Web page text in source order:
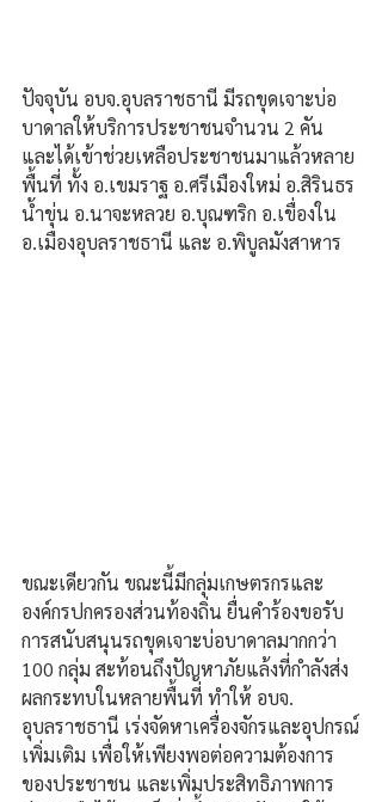
ปัจจุบัน อบจ.อุบลราชธานี มีรถขุดเจาะบ่อ
บาดาลให้บริการประชาชนจำนวน 2 คัน
และได้เข้าช่วยเหลือประชาชนมาแล้วหลาย
พื้นที่ ทั้ง อ.เขมราฐ อ.ศรีเมืองใหม่ อ.สิรินธร
น้ำขุ่น อ.นาจะหลวย อ.บุณฑริก อ.เขื่องใน
อ.เมืองอุบลราชธานี และ อ.พิบูลมังสาหาร
ขณะเดียวกัน ขณะนี้มีกลุ่มเกษตรกรและ
องค์กรปกครองส่วนท้องถิ่น ยื่นคำร้องขอรับ
การสนับสนุนรถขุดเจาะบ่อบาดาลมากกว่า
100 กลุ่ม สะท้อนถึงปัญหาภัยแล้งที่กำลังส่ง
ผลกระทบในหลายพื้นที่ ทำให้ อบจ.
อุบลราชธานี เร่งจัดหาเครื่องจักรและอุปกรณ์
เพิ่มเติม เพื่อให้เพียงพอต่อความต้องการ
ของประชาชน และเพิ่มประสิทธิภาพการ